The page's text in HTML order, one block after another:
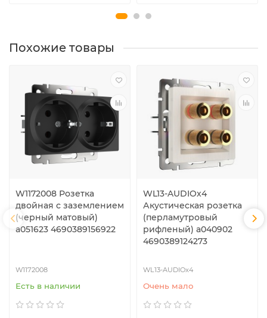
Похожие товары
W1172008 Розетка
двойная с заземлением
(черный матовый)
a051623 4690389156922
W1172008
Есть в наличии
WL13-AUDIOx4
Акустическая розетка
(перламутровый
рифленый) a040902
4690389124273
WL13-AUDIOx4
Очень мало